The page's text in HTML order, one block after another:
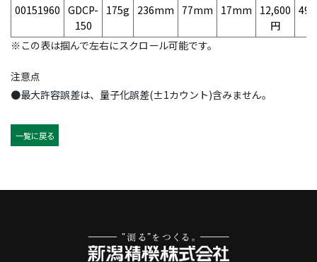
00151960 GDCP-
150
175g 236mm 77mm 17mm
12,600
円
※この表は掴んで左右にスクロール可能です。
注意点
●最大許容誤差は、量子化誤差(±1カウント)含みません。
一覧に戻る